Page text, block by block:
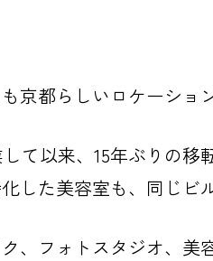
京都らしいロケーショ
て以来、15年ぶりの移
した美容室も、同じビ
、フォトスタジオ、美